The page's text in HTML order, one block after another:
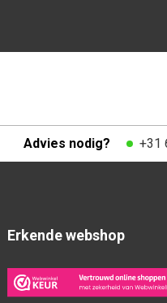
Advies nodig? +31
Erkende webshop